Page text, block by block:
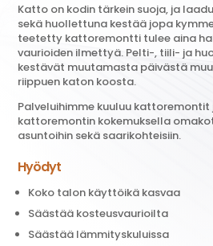
Katto on kodin tärkein suoja, ja
sekä huollettuna kestää jopa
teetetty kattoremontti tulee aina
vaurioiden ilmettyä. Pelti-, tiili- ja
kestävät muutamasta päivästä
riippuen katon koosta.
Palveluihimme kuuluu
kattoremontin kokemuksella
asuntoihin sekä saarikohteisiin.
Hyödyt
Koko talon käyttöikä kasvaa
Säästää kosteusvaurioilta
Säästää lämmityskuluissa